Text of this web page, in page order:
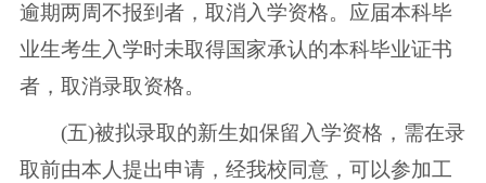
逾期两周不报到者，取消入学资格。应届本科毕
业生考生入学时未取得国家承认的本科毕业证书
者，取消录取资格。
(五)被拟录取的新生如保留入学资格，需在录
取前由本人提出申请，经我校同意，可以参加工